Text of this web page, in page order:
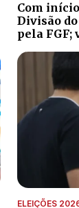
Com
Divisão
pela FGF;
ELEIÇÕES